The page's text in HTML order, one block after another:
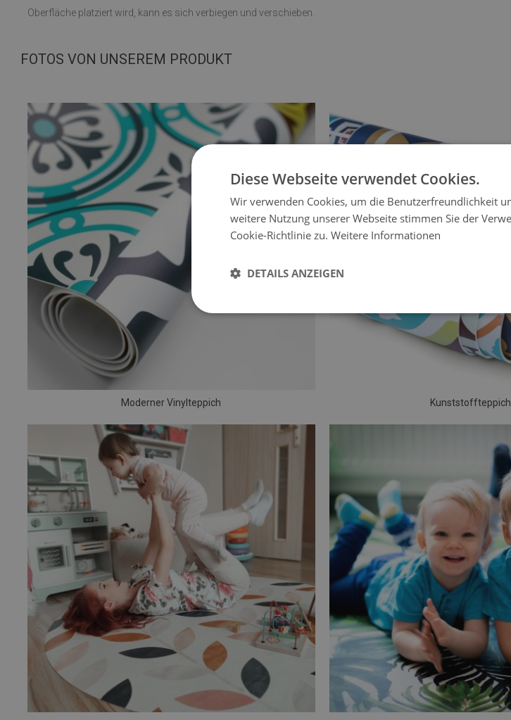
Oberfläche platziert wird, kann es sich verbiegen und verschieben.
FOTOS VON UNSEREM PRODUKT
Moderner Vinylteppich
Diese Webseite verwendet Cookies.
Wir verwenden Cookies, um die Benutzerfreundlichkeit
weitere Nutzung unserer Webseite stimmen Sie der
Cookie-Richtlinie zu. Weitere Informationen
DETAILS ANZEIGEN